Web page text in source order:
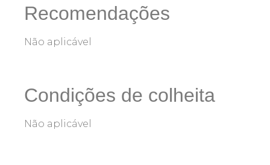
Recomendações
Não aplicável
Condições de colheita
Não aplicável